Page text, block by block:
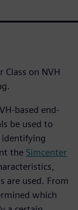
Class on NVH
based end-
be used to
identifying
the Simcenter
are used. From
which